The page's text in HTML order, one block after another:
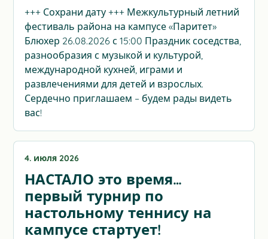
+++ Сохрани дату +++ Межкультурный летний
фестиваль района на кампусе «Паритет»
Блюхер 26.08.2026 с 15:00 Праздник соседства,
разнообразия с музыкой и культурой,
международной кухней, играми и
развлечениями для детей и взрослых.
Сердечно приглашаем – будем рады видеть
вас!
4. июля 2026
НАСТАЛО это время…
первый турнир по
настольному теннису на
кампусе стартует!